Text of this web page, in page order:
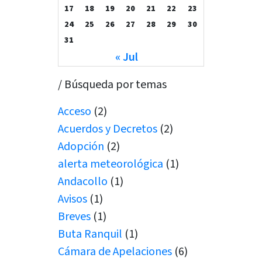
17
18 19 20 21 22
23
24
25 26 27 28 29
30
31
« Jul
/ Búsqueda por temas
Acceso (2)
Acuerdos y Decretos (2)
Adopción (2)
alerta meteorológica (1)
Andacollo (1)
Avisos (1)
Breves (1)
Buta Ranquil (1)
Cámara de Apelaciones (6)